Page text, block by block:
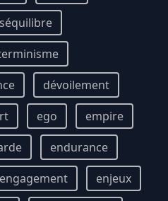
dévoilement
ego
empire
endurance
engagement
enjeux